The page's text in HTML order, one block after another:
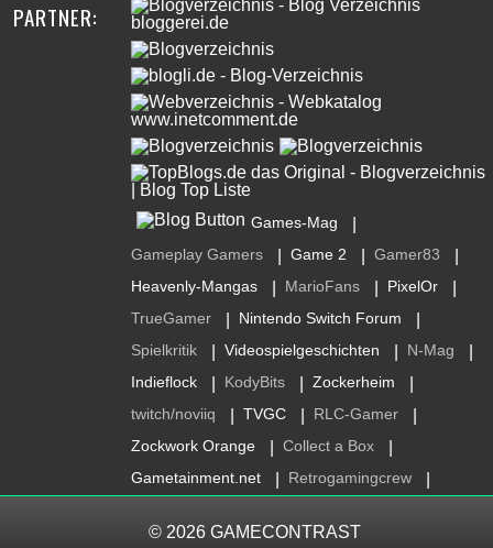
PARTNER:
Games-Mag
Gameplay Gamers Game 2 Gamer83
Heavenly-Mangas MarioFans PixelOr
TrueGamer Nintendo Switch Forum
Spielkritik Videospielgeschichten N-Mag
Indieflock KodyBits Zockerheim
twitch/noviiq TVGC RLC-Gamer
Zockwork Orange Collect a Box
Gametainment.net Retrogamingcrew
© 2026 GAMECONTRAST